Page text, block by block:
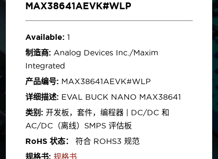
MAX38641AEVK#WLP
Available: 1
制造商: Analog Devices Inc./Maxim
Integrated
产品编号: MAX38641AEVK#WLP
详细描述: EVAL BUCK NANO MAX38641
类别: 开发板，套件，编程器 | DC/DC 和
AC/DC（离线）SMPS 评估板
RoHS 状态：
符合 ROHS3 规范
规格书: 规格书